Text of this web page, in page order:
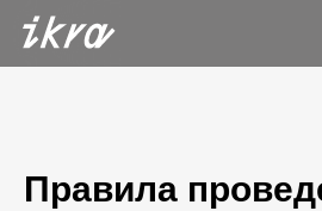
Правила